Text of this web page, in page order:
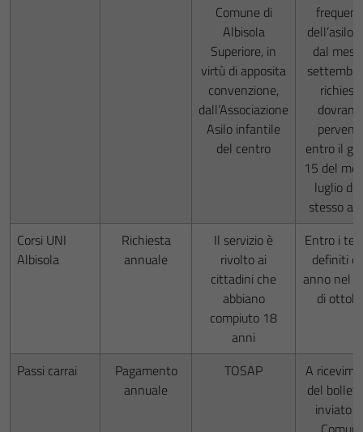
Comune di
Albisola
Superiore, in
virtù di apposita
convenzione,
dall’Associazione
Asilo infantile
del centro
dell’asilo
dal
entro il
15 del
luglio
stesso
Corsi UNI
Albisola
Richiesta
annuale
Il servizio è
rivolto ai
cittadini che
abbiano
compiuto 18
anni
Entro i
definiti
anno nel
di
Passi carrai
Pagamento
annuale
TOSAP
A
del
inviato